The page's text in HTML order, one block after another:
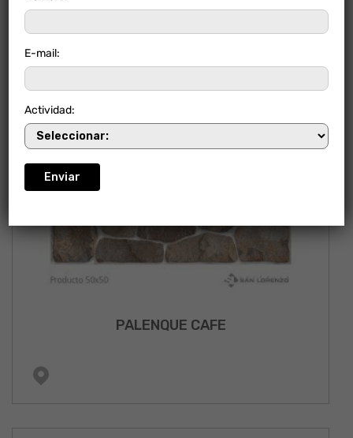
PALENQUE CAFE
E-mail:
Actividad: